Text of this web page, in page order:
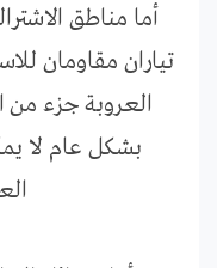
أما مناطق
تياران مقاومان
العروبة جزء من
بشكل عام لا